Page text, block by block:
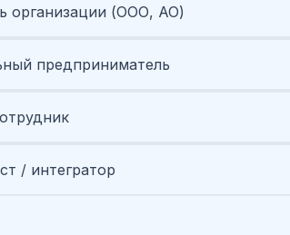
организации (ООО, АО)
предприниматель
/ интегратор